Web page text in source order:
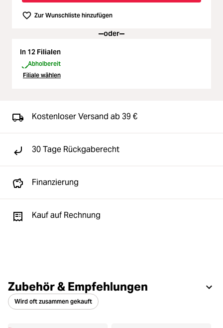
Zur Wunschliste hinzufügen
oder
In 12 Filialen
Abholbereit
Filiale wählen
Kostenloser Versand ab 39 €
30 Tage Rückgaberecht
Finanzierung
Kauf auf Rechnung
Zubehör & Empfehlungen
Wird oft zusammen gekauft